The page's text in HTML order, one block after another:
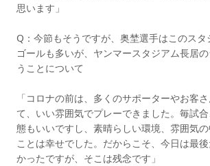
思います」
Q：今節もそうですが、奥埜選手はこのス
ゴールも多いが、ヤンマースタジアム長居
うことについて
「コロナの前は、多くのサポーターやお客
て、いい雰囲気でプレーできました。毎試
態もいいですし、素晴らしい環境、雰囲気
ことは幸せでした。だからこそ、今日は最
かったですが、そこは残念です」